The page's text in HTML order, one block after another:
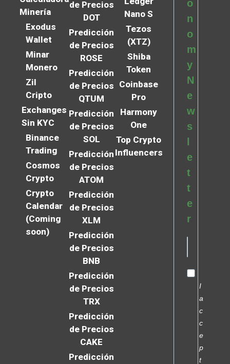
Minería
Exodus
Wallet
Minar
Monero
Zil
Cripto
Exchanges
Sin KYC
Binance
Trading
Cosmos
Crypto
Crypto
Calendar
(Coming
soon)
de Precios
DOT
Predicción
de Precios
ROSE
Predicción
de Precios
QTUM
Predicción
de Precios
SOL
Predicción
de Precios
ATOM
Predicción
de Precios
XLM
Predicción
de Precios
BNB
Predicción
de Precios
TRX
Predicción
de Precios
CAKE
Predicción
Nano S
Tezos
(XTZ)
Shiba
Token
Coinbase
Pro
Harmony
One
Top Crypto
Influencers
o
n
o
m
y
N
e
w
s
e
t
t
e
r
I
a
c
c
e
p
t